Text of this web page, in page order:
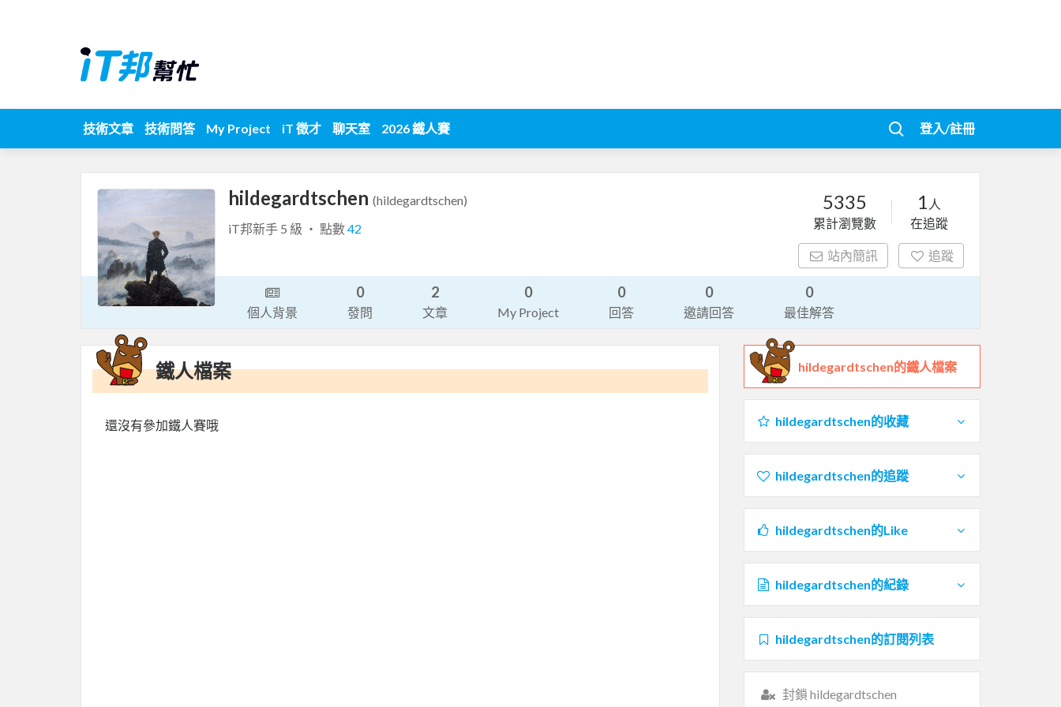
技術文章 技術問答 My Project iT 徵才 聊天室 2026 鐵人賽 登入/註冊
hildegardtschen (hildegardtschen)
iT邦新手 5 級 ‧ 點數42
5335
累計瀏覽數
1 人
在追蹤
站內簡訊 追蹤
個人背景
0
發問
2
文章
0
My Project
0
回答
0
邀請回答
0
最佳解答
鐵人檔案
還沒有參加鐵人賽哦
hildegardtschen的鐵人檔案
hildegardtschen的收藏
hildegardtschen的追蹤
hildegardtschen的Like
hildegardtschen的紀錄
hildegardtschen的訂閱列表
封鎖 hildegardtschen